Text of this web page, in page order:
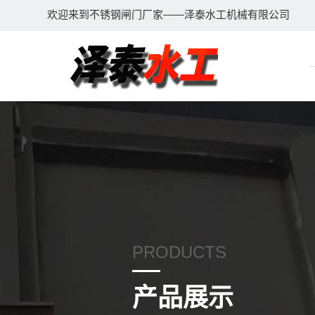
欢迎来到不锈钢闸门厂家——泽泰水工机械有限公司
PRODUCTS
产品展示